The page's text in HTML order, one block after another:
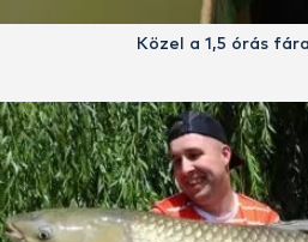
Közel a 1,5 órás